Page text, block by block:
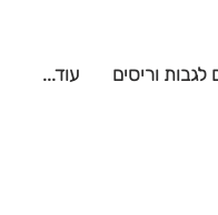
לגבות וריסים עוד...